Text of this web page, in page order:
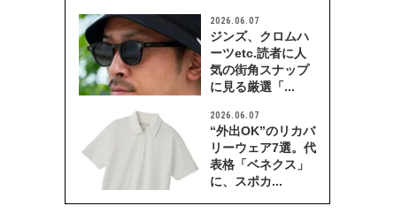
2026.06.07
ジンズ、クロムハ
ーツetc.読者に人
気の街角スナップ
に見る厳選「...
2026.06.07
“外出OK”のリカバ
リーウェア7選。代
表格「ベネクス」
に、スポカ...